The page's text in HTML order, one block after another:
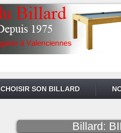
CHOISIR SON BILLARD
Billard: